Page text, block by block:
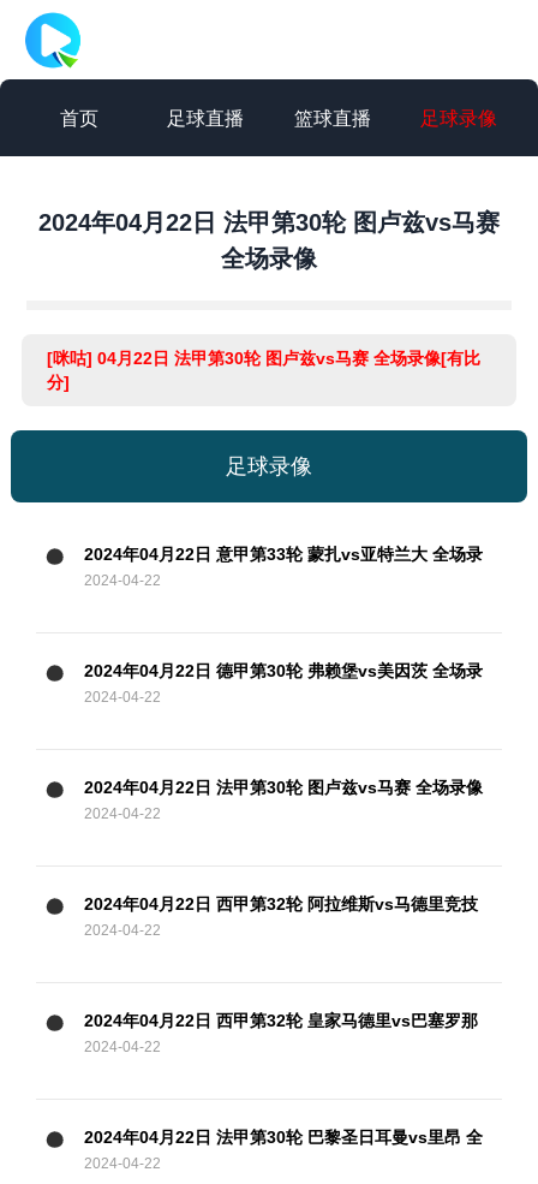
首页 足球直播 篮球直播 足球录像
2024年04月22日 法甲第30轮 图卢兹vs马赛
全场录像
[咪咕] 04月22日 法甲第30轮 图卢兹vs马赛 全场录像[有比
分]
足球录像
2024年04月22日 意甲第33轮 蒙扎vs亚特兰大 全场录
像
2024-04-22
2024年04月22日 德甲第30轮 弗赖堡vs美因茨 全场录
像
2024-04-22
2024年04月22日 法甲第30轮 图卢兹vs马赛 全场录像
2024-04-22
2024年04月22日 西甲第32轮 阿拉维斯vs马德里竞技
全场录像
2024-04-22
2024年04月22日 西甲第32轮 皇家马德里vs巴塞罗那
全场录像
2024-04-22
2024年04月22日 法甲第30轮 巴黎圣日耳曼vs里昂 全
场录像
2024-04-22